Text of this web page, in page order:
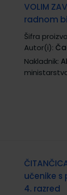
VOLIM
radnom
Šifra
Autor(i):
Nakladnik:
učenike s
4. razred